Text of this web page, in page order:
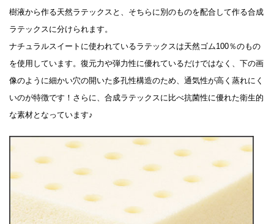
樹液から作る天然ラテックスと、そちらに別のものを配合して作る合成
ラテックスに分けられます。
ナチュラルスイートに使われているラテックスは天然ゴム100％のもの
を使用しています。復元力や弾力性に優れているだけではなく、下の画
像のように細かい穴の開いた多孔性構造のため、通気性が高く蒸れにく
いのが特徴です！さらに、合成ラテックスに比べ抗菌性に優れた衛生的
な素材となっています♪